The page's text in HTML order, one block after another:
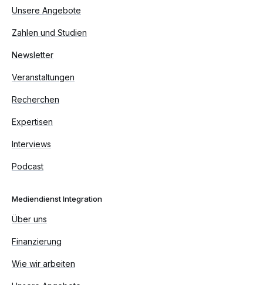
Unsere Angebote
Zahlen und Studien
Newsletter
Veranstaltungen
Recherchen
Expertisen
Interviews
Podcast
Mediendienst Integration
Über uns
Finanzierung
Wie wir arbeiten